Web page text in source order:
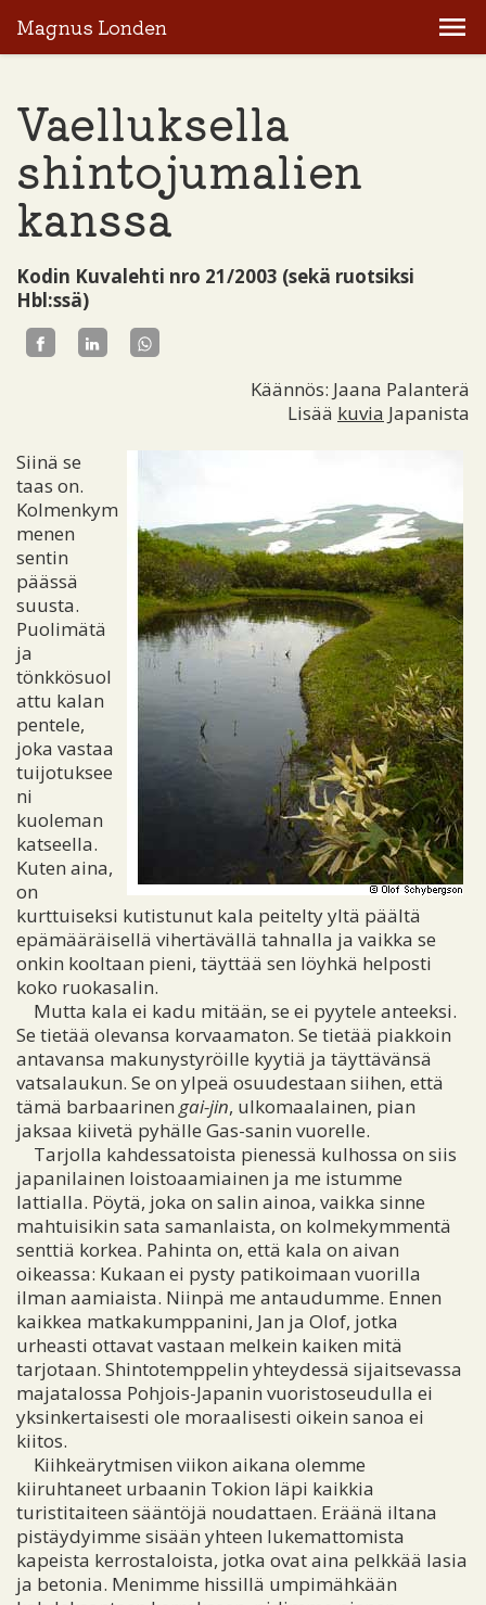
Magnus Londen
Vaelluksella
shintojumalien
kanssa
Kodin Kuvalehti nro 21/2003 (sekä ruotsiksi
Hbl:ssä)
Käännös: Jaana Palanterä
Lisää kuvia Japanista
Siinä se
taas on.
Kolmenkym
menen
sentin
päässä
suusta.
Puolimätä
ja
tönkkösuol
attu kalan
pentele,
joka vastaa
tuijotuksee
ni
kuoleman
katseella.
Kuten aina,
on
kurttuiseksi kutistunut kala peitelty yltä päältä
epämääräisellä vihertävällä tahnalla ja vaikka se
onkin kooltaan pieni, täyttää sen löyhkä helposti
koko ruokasalin.
Mutta kala ei kadu mitään, se ei pyytele anteeksi.
Se tietää olevansa korvaamaton. Se tietää piakkoin
antavansa makunystyröille kyytiä ja täyttävänsä
vatsalaukun. Se on ylpeä osuudestaan siihen, että
tämä barbaarinen gai-jin, ulkomaalainen, pian
jaksaa kiivetä pyhälle Gas-sanin vuorelle.
Tarjolla kahdessatoista pienessä kulhossa on siis
japanilainen loistoaamiainen ja me istumme
lattialla. Pöytä, joka on salin ainoa, vaikka sinne
mahtuisikin sata samanlaista, on kolmekymmentä
senttiä korkea. Pahinta on, että kala on aivan
oikeassa: Kukaan ei pysty patikoimaan vuorilla
ilman aamiaista. Niinpä me antaudumme. Ennen
kaikkea matkakumppanini, Jan ja Olof, jotka
urheasti ottavat vastaan melkein kaiken mitä
tarjotaan. Shintotemppelin yhteydessä sijaitsevassa
majatalossa Pohjois-Japanin vuoristoseudulla ei
yksinkertaisesti ole moraalisesti oikein sanoa ei
kiitos.
Kiihkeärytmisen viikon aikana olemme
kiiruhtaneet urbaanin Tokion läpi kaikkia
turistitaiteen sääntöjä noudattaen. Eräänä iltana
pistäydyimme sisään yhteen lukemattomista
kapeista kerrostaloista, jotka ovat aina pelkkää lasia
ja betonia. Menimme hissillä umpimähkään